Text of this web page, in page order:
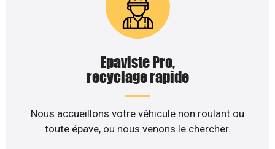
Epaviste Pro,
recyclage rapide
Nous accueillons votre véhicule non roulant ou
toute épave, ou nous venons le chercher.